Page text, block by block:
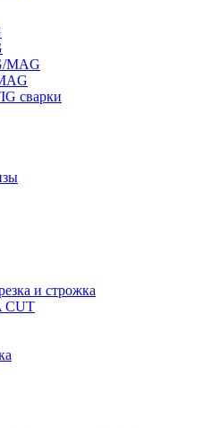
MAG
сварки
и строжка
CUT